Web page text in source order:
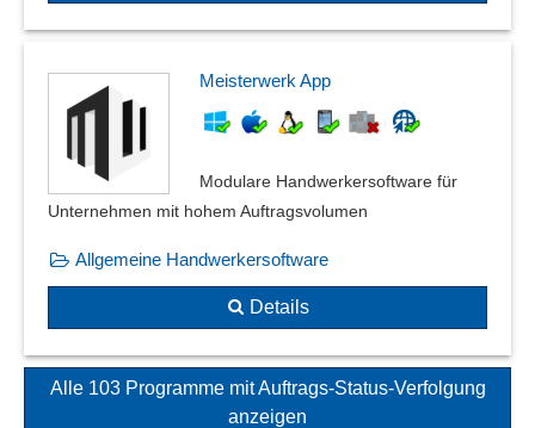
Meisterwerk App
Modulare Handwerkersoftware für
Unternehmen mit hohem Auftragsvolumen
Allgemeine Handwerkersoftware
Details
Alle 103 Programme mit Auftrags-Status-Verfolgung
anzeigen